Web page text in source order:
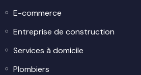
E-commerce
Entreprise de construction
Services à domicile
Plombiers